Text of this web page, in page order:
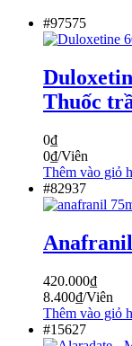
#97575
Thuốc
0₫
0₫/Viên
Thêm vào giỏ
#82937
420.000₫
8.400₫/Viên
Thêm vào giỏ
#15627